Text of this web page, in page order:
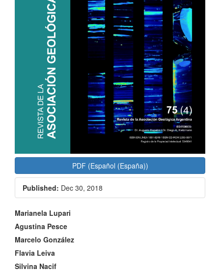
PDF (Español (España))
Published: Dec 30, 2018
Main
Article
Content
Marianela Lupari
Agustina Pesce
Marcelo González
Flavia Leiva
Silvina Nacif